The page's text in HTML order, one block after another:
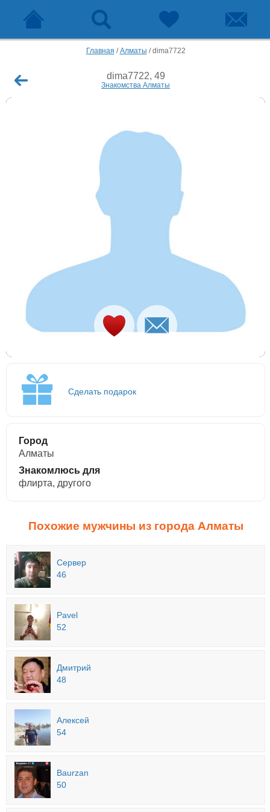
Главная /Алматы /dima7722
dima7722, 49
Знакомства Алматы
Сделать подарок
Город
Алматы
Знакомлюсь для
флирта, другого
Похожие мужчины из города Алматы
Сервер
46
Pavel
52
Дмитрий
48
Алексей
54
Baurzan
50